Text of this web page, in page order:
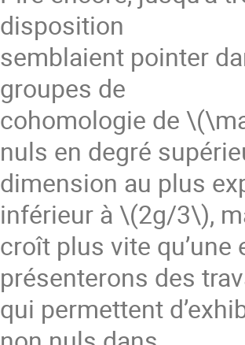
disposition
semblaient pointer
groupes de
cohomologie de
nuls en degré
dimension au plus
inférieur à \(2g/3\),
croît plus vite
présenterons des
qui permettent